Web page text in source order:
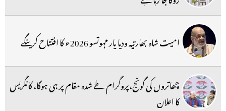
امیت شاہ بھارتیہ ودیا پار مہوتسو 2026ء کا افتتاح کرینگے
چھاتروں کی گونج،پروگرام طے شدہ مقام پر ہی ہوگا، کانگریس
کا اعلان